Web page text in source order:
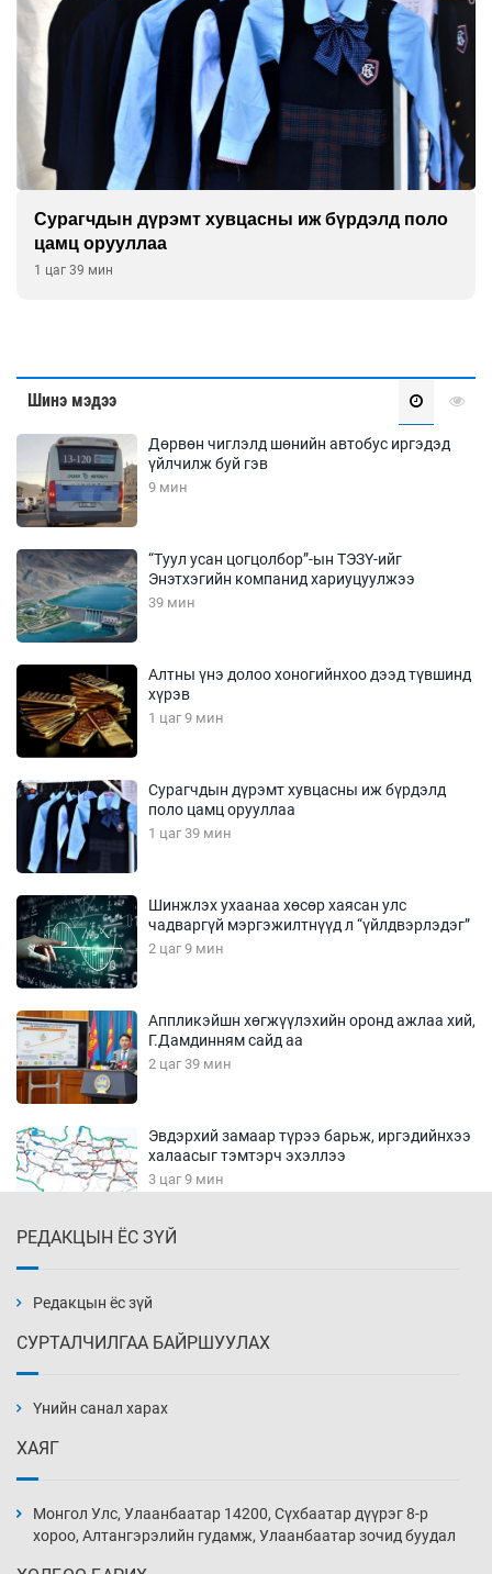
Сурагчдын дүрэмт хувцасны иж бүрдэлд поло
цамц орууллаа
1 цаг 39 мин
Шинэ мэдээ
Дөрвөн чиглэлд шөнийн автобус иргэдэд
үйлчилж буй гэв
9 мин
“Туул усан цогцолбор”-ын ТЭЗҮ-ийг
Энэтхэгийн компанид хариуцуулжээ
39 мин
Алтны үнэ долоо хоногийнхоо дээд түвшинд
хүрэв
1 цаг 9 мин
Сурагчдын дүрэмт хувцасны иж бүрдэлд
поло цамц орууллаа
1 цаг 39 мин
Шинжлэх ухаанаа хөсөр хаясан улс
чадваргүй мэргэжилтнүүд л “үйлдвэрлэдэг”
2 цаг 9 мин
Аппликэйшн хөгжүүлэхийн оронд ажлаа хий,
Г.Дамдинням сайд аа
2 цаг 39 мин
Эвдэрхий замаар түрээ барьж, иргэдийнхээ
халаасыг тэмтэрч эхэллээ
3 цаг 9 мин
19 цаг 9 мин
19 цаг 39 мин
РЕДАКЦЫН ЁС ЗҮЙ
Редакцын ёс зүй
СУРТАЛЧИЛГАА БАЙРШУУЛАХ
Үнийн санал харах
ХАЯГ
Монгол Улс, Улаанбаатар 14200, Сүхбаатар дүүрэг 8-р
хороо, Алтангэрэлийн гудамж, Улаанбаатар зочид буудал